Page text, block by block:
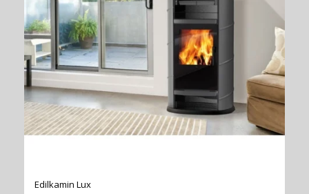
Edilkamin Lux